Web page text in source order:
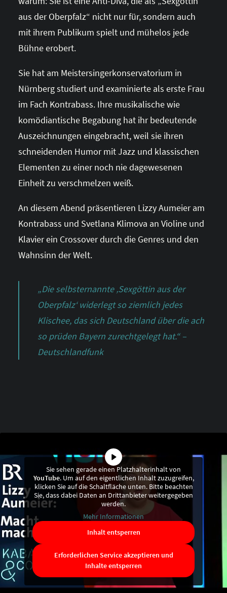
aus der Oberpfalz“ nicht nur für, sondern auch
mit ihrem Publikum spielt und mühelos jede
Bühne erobert.
Sie hat am Meistersingerkonservatorium in
Nürnberg studiert und examinierte als erste Frau
im Fach Kontrabass. Ihre musikalische wie
komödiantische Begabung hat ihr bedeutende
Auszeichnungen eingebracht, weil sie ihren
schneidenden Humor mit Jazz und klassischen
Elementen zu einer noch nie dagewesenen
Einheit zu verschmelzen weiß.
An diesem Abend präsentieren Lizzy Aumeier am
Kontrabass und Svetlana Klimova an Violine und
Klavier ein Crossover durch die Genres und den
Wahnsinn der Welt.
„Die selbsternannte ‚Sexgöttin aus der
Oberpfalz‘ widerlegt so ziemlich jedes
Klischee, das sich Deutschland über die ach
so prüden Bayern zurechtgelegt hat.“ –
Deutschlandfunk
Sie sehen gerade einen Platzhalterinhalt von
YouTube. Um auf den eigentlichen Inhalt zuzugreifen,
klicken Sie auf die Schaltfläche unten. Bitte beachten
Sie, dass dabei Daten an Drittanbieter weitergegeben
werden.
Mehr Informationen
Inhalt entsperren
Erforderlichen Service akzeptieren und
Inhalte entsperren